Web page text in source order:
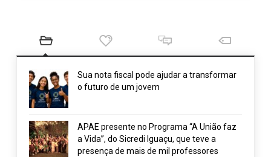
Sua nota fiscal pode ajudar a transformar
o futuro de um jovem
APAE presente no Programa “A União faz
a Vida”, do Sicredi Iguaçu, que teve a
presença de mais de mil professores